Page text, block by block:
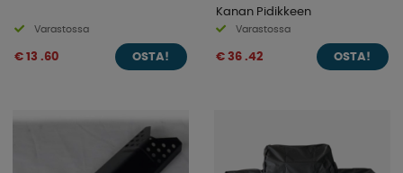
Varastossa
€ 13 .60 OSTA!
Kanan Pidikkeen
Varastossa
€ 36 .42 OSTA!